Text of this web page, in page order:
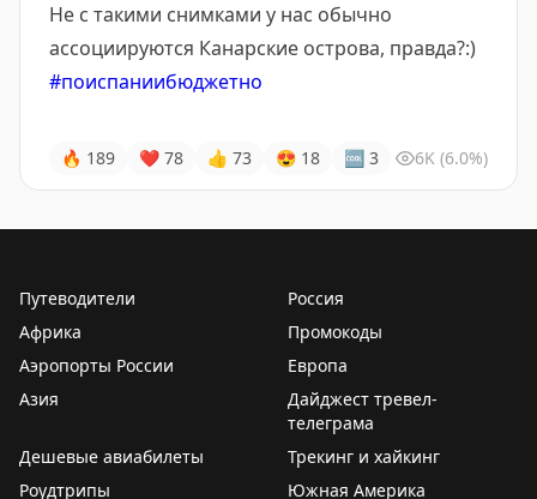
Не с такими снимками у нас обычно
ассоциируются Канарские острова, правда?:)
#поиспаниибюджетно
🔥 189 ❤ 78 👍 73 😍 18 🆒 3 6K (6.0%)
Путеводители
Россия
Африка
Промокоды
Аэропорты России
Европа
Азия
Дайджест тревел-
телеграма
Дешевые авиабилеты
Трекинг и хайкинг
Роудтрипы
Южная Америка